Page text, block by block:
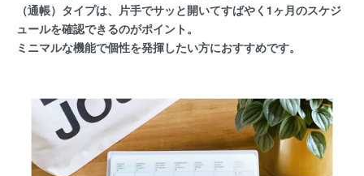
（通帳）タイプは、片手でサッと開いてすばやく1ヶ月のスケジ
ュールを確認できるのがポイント。
ミニマルな機能で個性を発揮したい方におすすめです。